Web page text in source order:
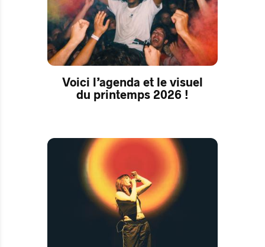
Voici l’agenda et le visuel
du printemps 2026 !